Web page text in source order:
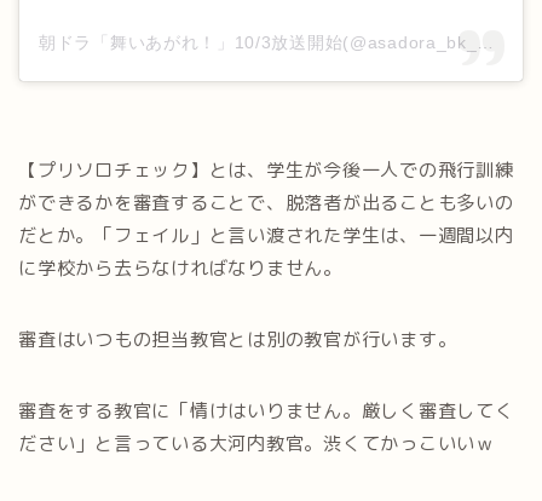
朝ドラ「舞いあがれ！」10/3放送開始(@asadora_bk_nhk)がシェアした投稿
【プリソロチェック】とは、学生が今後一人での飛行訓練
ができるかを審査することで、脱落者が出ることも多いの
だとか。「フェイル」と言い渡された学生は、一週間以内
に学校から去らなければなりません。
審査はいつもの担当教官とは別の教官が行います。
審査をする教官に「情けはいりません。厳しく審査してく
ださい」と言っている大河内教官。渋くてかっこいいｗ